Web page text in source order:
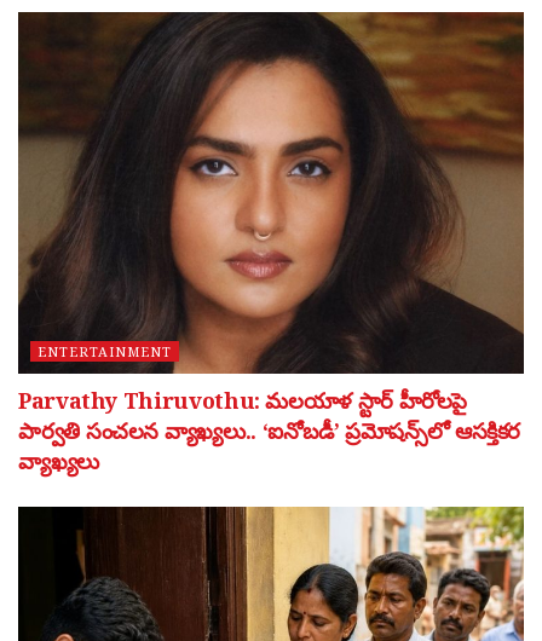
ENTERTAINMENT
Parvathy Thiruvothu: మలయాళ స్టార్ హీరోలపై
పార్వతి సంచలన వ్యాఖ్యలు.. ‘ఐనోబడీ’ ప్రమోషన్స్‌లో ఆసక్తికర
వ్యాఖ్యలు